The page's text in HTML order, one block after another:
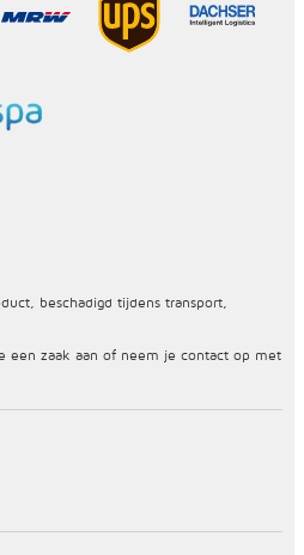
beschadigd tijdens transport,
een zaak aan of neem je contact op met